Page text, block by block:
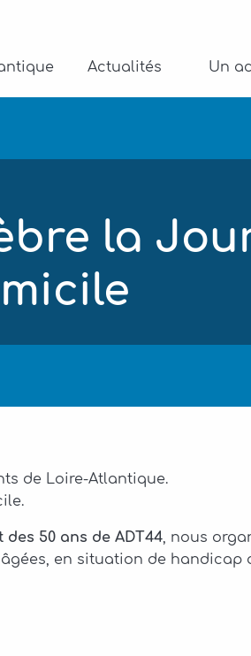
Actualités Un
la
de Loire-Atlantique.
50 ans de ADT44, nous
en situation de handicap